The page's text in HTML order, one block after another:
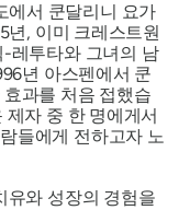
에서 쿤달리니 요가
년, 이미 크레스트원
레투타와 그녀의 남
년 아스펜에서 쿤
과를 처음 접했습
자 중 한 명에게서
들에게 전하고자 노
유와 성장의 경험을